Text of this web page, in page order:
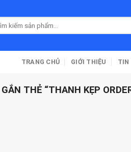
TRANG CHỦ GIỚI THIỆU TIN
THẺ “THANH KẸP